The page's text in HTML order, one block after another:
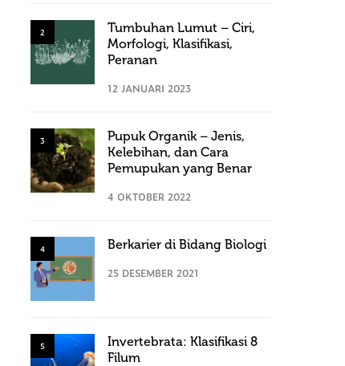
2
Tumbuhan Lumut – Ciri,
Morfologi, Klasifikasi,
Peranan
12 JANUARI 2023
3
Pupuk Organik – Jenis,
Kelebihan, dan Cara
Pemupukan yang Benar
4 OKTOBER 2022
4 Berkarier di Bidang Biologi
25 DESEMBER 2021
5
Invertebrata: Klasifikasi 8
Filum